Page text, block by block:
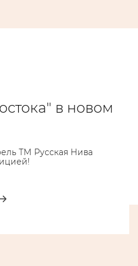
в новом
ТМ Русская Нива